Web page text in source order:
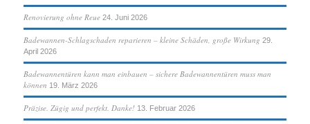
Renovierung ohne Reue 24. Juni 2026
Badewannen-Schlagschaden reparieren – kleine Schäden, große Wirkung 29.
April 2026
Badewannentüren kann man einbauen – sichere Badewannentüren muss man
können 19. März 2026
Präzise. Zügig und perfekt. Danke! 13. Februar 2026